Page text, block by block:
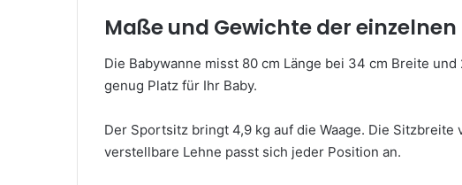
Maße und Gewichte der
Die Babywanne misst 80 cm Länge bei 34 cm Breite
genug Platz für Ihr Baby.
Der Sportsitz bringt 4,9 kg auf die Waage. Die
verstellbare Lehne passt sich jeder Position an.